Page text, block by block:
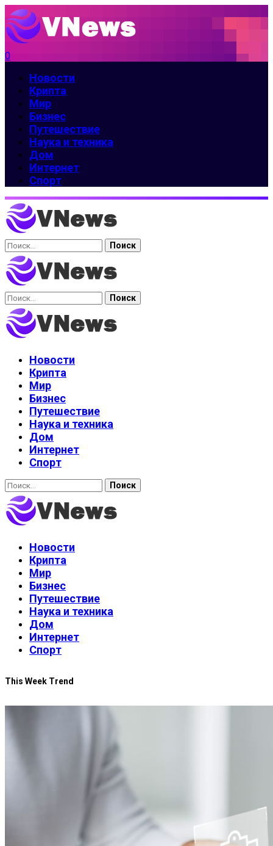
0
Новости
Крипта
Мир
Бизнес
Путешествие
Наука и техника
Дом
Интернет
Спорт
Найти:
Найти:
Новости
Крипта
Мир
Бизнес
Путешествие
Наука и техника
Дом
Интернет
Спорт
Найти:
Новости
Крипта
Мир
Бизнес
Путешествие
Наука и техника
Дом
Интернет
Спорт
This Week Trend